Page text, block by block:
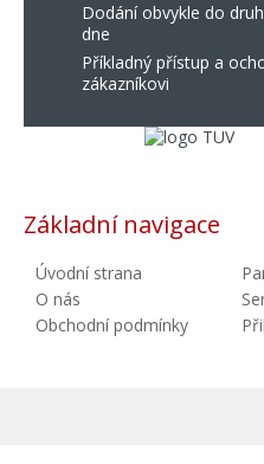
Dodání obvykle do
dne
Příkladný přístup a
zákazníkovi
Základní navigace
Úvodní strana
O nás
Obchodní podmínky